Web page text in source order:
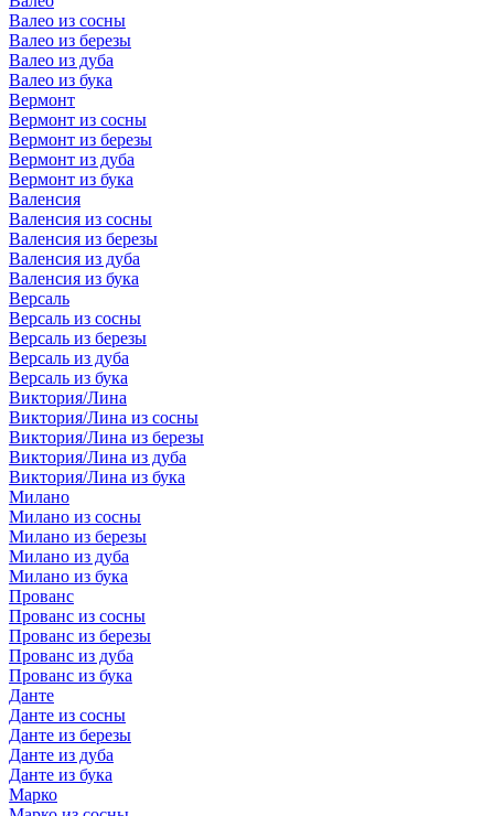
Валео из сосны
Валео из березы
Валео из дуба
Валео из бука
Вермонт
Вермонт из сосны
Вермонт из березы
Вермонт из дуба
Вермонт из бука
Валенсия
Валенсия из сосны
Валенсия из березы
Валенсия из дуба
Валенсия из бука
Версаль
Версаль из сосны
Версаль из березы
Версаль из дуба
Версаль из бука
Виктория/Лина
Виктория/Лина из сосны
Виктория/Лина из березы
Виктория/Лина из дуба
Виктория/Лина из бука
Милано
Милано из сосны
Милано из березы
Милано из дуба
Милано из бука
Прованс
Прованс из сосны
Прованс из березы
Прованс из дуба
Прованс из бука
Данте
Данте из сосны
Данте из березы
Данте из дуба
Данте из бука
Марко